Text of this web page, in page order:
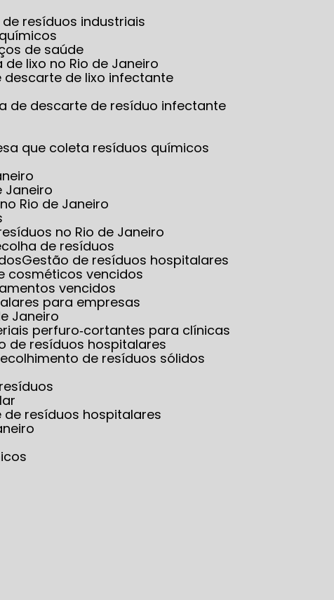
de resíduos industriais
de saúde
de lixo no Rio de Janeiro
descarte de lixo infectante
de descarte de resíduo infectante
que coleta resíduos químicos
Janeiro
Rio de Janeiro
no Rio de Janeiro
de resíduos
Gestão de resíduos hospitalares
cosméticos vencidos
vencidos
para empresas
Janeiro
perfuro‑cortantes para clínicas
de resíduos hospitalares
Recolhimento de resíduos sólidos
de resíduos hospitalares